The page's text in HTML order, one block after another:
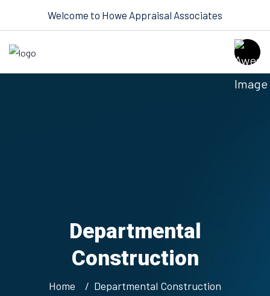
Welcome to Howe Appraisal Associates
Departmental
Construction
Home Departmental Construction